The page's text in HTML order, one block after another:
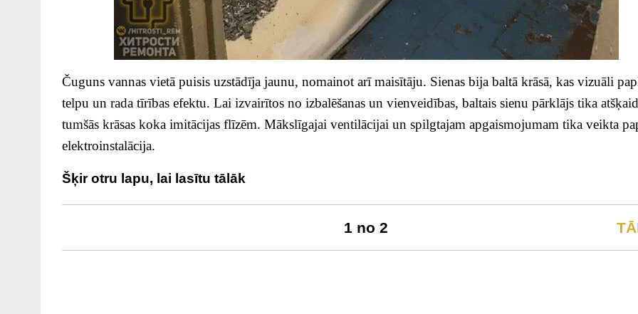
Čuguns vannas vietā puisis uzstādīja jaunu, nomainot arī maisītāju. Sienas bija baltā krāsā, kas vizuāli
telpu un rada tīrības efektu. Lai izvairītos no izbalēšanas un vienveidības, baltais sienu pārklājs tika
tumšās krāsas koka imitācijas flīzēm. Mākslīgajai ventilācijai un spilgtajam apgaismojumam tika veikta
elektroinstalācija.
Šķir otru lapu, lai lasītu tālāk
1 no 2